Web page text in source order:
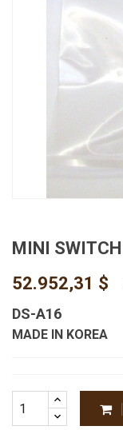
MINI SWITCH
52.952,31 $
DS-A16
MADE IN KOREA